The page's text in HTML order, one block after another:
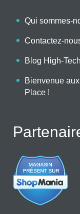
Qui sommes-
Contactez-
Blog High-
Bienvenue
Place !